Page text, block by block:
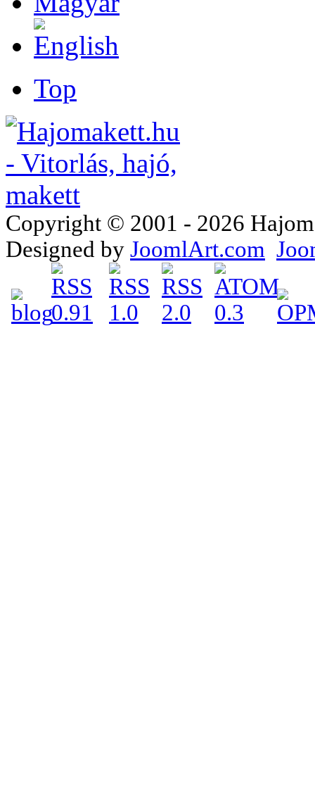
Top
Copyright © 2001 - 2026
Designed by JoomlArt.com